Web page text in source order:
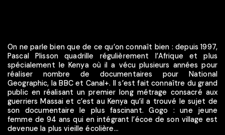
On ne parle bien que de ce qu’on connaît bien : depuis 1997,
Pascal Plisson quadrille régulièrement l’Afrique et plus
spécialement le Kenya où il a vécu plusieurs années pour
réaliser nombre de documentaires pour National
Geographic, la BBC et Canal+. Il s’est fait connaître du grand
public en réalisant un premier long métrage consacré aux
guerriers Massai et c’est au Kenya qu’il a trouvé le sujet de
son documentaire le plus fascinant. Gogo : une jeune
femme de 94 ans qui en intégrant l’écoe de son village est
devenue la plus vieille écolière...